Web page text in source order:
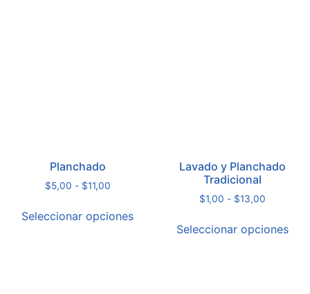
Planchado
$5,00 - $11,00
Seleccionar opciones
Lavado y Planchado
Tradicional
$1,00 - $13,00
Seleccionar opciones